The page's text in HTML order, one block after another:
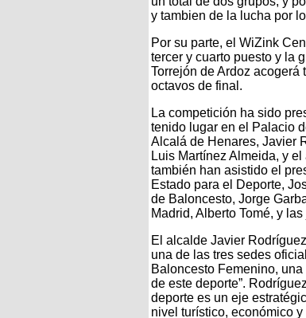
y tambien de la lucha por
Por su parte, el WiZink
tercer y cuarto puesto y la
Torrejón de Ardoz
octavos de final.
La competición ha sido
tenido lugar en el Palacio
Alcalá de Henares, Javier
Luis Martínez Almeida, y
también han asistido el
Estado para el Deporte,
de Baloncesto, Jorge
Madrid, Alberto Tomé, y
El alcalde Javier
una de las tres sedes
Baloncesto Femenino,
de este deporte”.
deporte es un eje
nivel turístico, económico